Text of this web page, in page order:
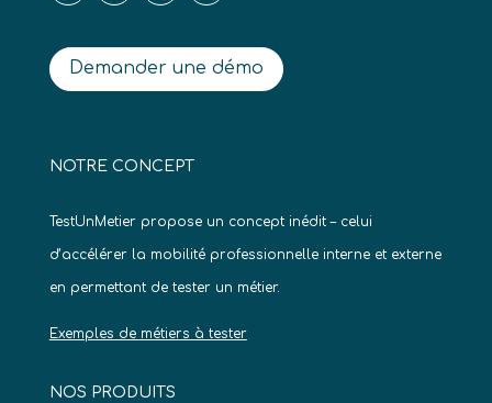
Demander une démo
NOTRE CONCEPT
TestUnMetier propose un concept inédit – celui
d’accélérer la mobilité professionnelle interne et externe
en permettant de tester un métier.
Exemples de métiers à tester
NOS PRODUITS